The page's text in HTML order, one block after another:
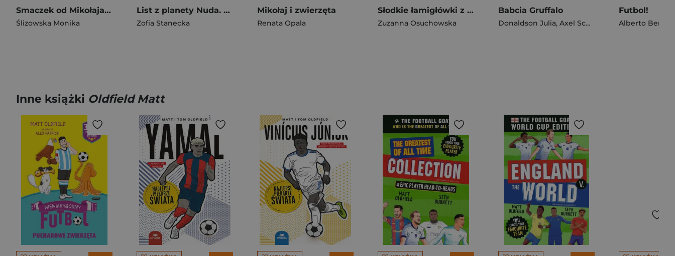
Smaczek od Mikołaja i pudełko po bombkach
Ślizowska Monika
List z planety Nuda. Czytam sobie. Poziom 1
Zofia Stanecka
Mikołaj i zwierzęta
Renata Opala
Słodkie łamigłówki z kotkiem. Słodkie łamigłówki
Zuzanna Osuchowska
Babcia Gruffalo
Donaldson Julia, Axel Scheffler
Futbol!
Alberto
Inne książki Oldfield Matt